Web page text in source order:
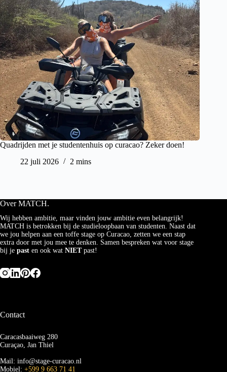
Quadrijden met je studentenhuis op curacao? Zeker doen!
22 juli 2026
2 mins
Over MATCH.
Wij hebben ambitie, maar vinden jouw ambitie even belangrijk!
MATCH is betrokken bij de studieloopbaan van studenten. Naast dat
we jou helpen aan een toffe stage op Curacao, zetten we een stap
extra door met jou mee te denken. Samen bespreken wat voor stage
bij je past en ook wat NIET past!
Contact
Caracasbaaiweg 280
Curaçao, Jan Thiel
Mail: info@stage-curacao.nl
Mobiel: +599 9 663 71 41